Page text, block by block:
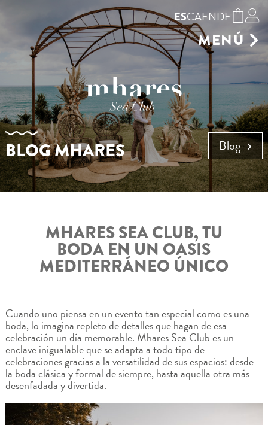
MENÚ
GASTRONOMÍA
HAMACAS
TIENDA
RESERVAS
ENTORNO
GALERÍA
CELEBRA TU EVENTO
AGENDA
ESCAENDE
BLOG MHARES Blog
MHARES SEA CLUB, TU
BODA EN UN OASIS
MEDITERRÁNEO ÚNICO
Cuando uno piensa en un evento tan especial como es una
boda, lo imagina repleto de detalles que hagan de esa
celebración un día memorable. Mhares Sea Club es un
enclave inigualable que se adapta a todo tipo de
celebraciones gracias a la versatilidad de sus espacios: desde
la boda clásica y formal de siempre, hasta aquella otra más
desenfadada y divertida.